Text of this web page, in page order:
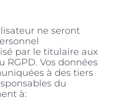
ne seront
par le titulaire aux
RGPD. Vos données
à des tiers
du
à: